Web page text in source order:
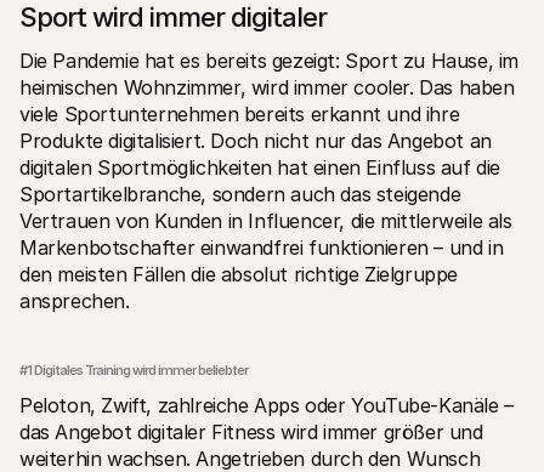
Sport wird immer digitaler
Die Pandemie hat es bereits gezeigt: Sport zu Hause, im
heimischen Wohnzimmer, wird immer cooler. Das haben
viele Sportunternehmen bereits erkannt und ihre
Produkte digitalisiert. Doch nicht nur das Angebot an
digitalen Sportmöglichkeiten hat einen Einfluss auf die
Sportartikelbranche, sondern auch das steigende
Vertrauen von Kunden in Influencer, die mittlerweile als
Markenbotschafter einwandfrei funktionieren – und in
den meisten Fällen die absolut richtige Zielgruppe
ansprechen.
#1 Digitales Training wird immer beliebter
Peloton, Zwift, zahlreiche Apps oder YouTube-Kanäle –
das Angebot digitaler Fitness wird immer größer und
weiterhin wachsen. Angetrieben durch den Wunsch